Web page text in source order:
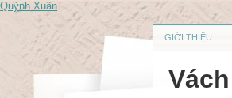
Quỳnh Xuân
GIỚI THIỆU